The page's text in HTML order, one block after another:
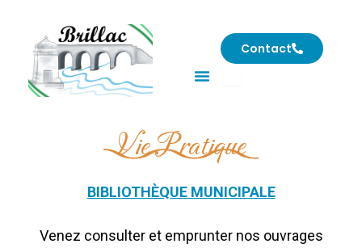
contenu
Contact
Vie Pratique
BIBLIOTHÈQUE MUNICIPALE
Venez consulter et emprunter nos ouvrages